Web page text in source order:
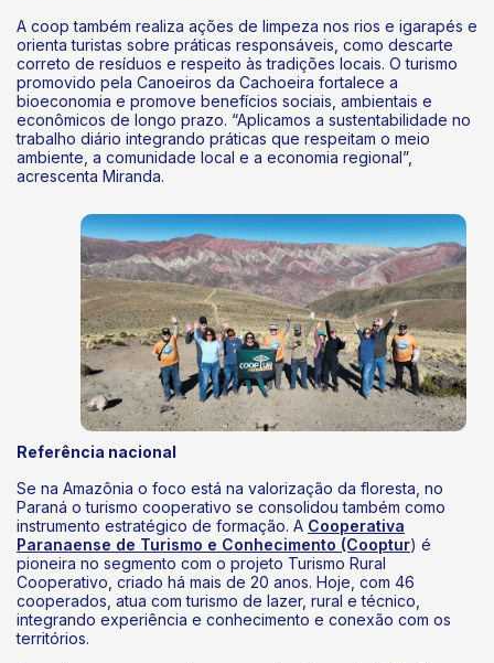
A coop também realiza ações de limpeza nos rios e igarapés e
orienta turistas sobre práticas responsáveis, como descarte
correto de resíduos e respeito às tradições locais. O turismo
promovido pela Canoeiros da Cachoeira fortalece a
bioeconomia e promove benefícios sociais, ambientais e
econômicos de longo prazo. “Aplicamos a sustentabilidade no
trabalho diário integrando práticas que respeitam o meio
ambiente, a comunidade local e a economia regional”,
acrescenta Miranda.
Referência nacional
Se na Amazônia o foco está na valorização da floresta, no
Paraná o turismo cooperativo se consolidou também como
instrumento estratégico de formação. A Cooperativa
Paranaense de Turismo e Conhecimento (Cooptur) é
pioneira no segmento com o projeto Turismo Rural
Cooperativo, criado há mais de 20 anos. Hoje, com 46
cooperados, atua com turismo de lazer, rural e técnico,
integrando experiência e conhecimento e conexão com os
territórios.